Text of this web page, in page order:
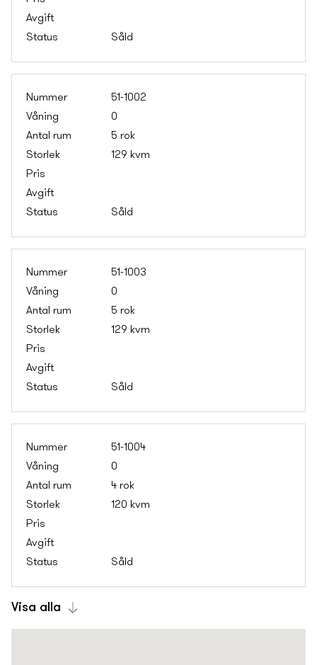
Såld
51-1002
0
5 rok
129 kvm
Såld
51-1003
0
5 rok
129 kvm
Såld
51-1004
0
4 rok
120 kvm
Såld
Visa alla